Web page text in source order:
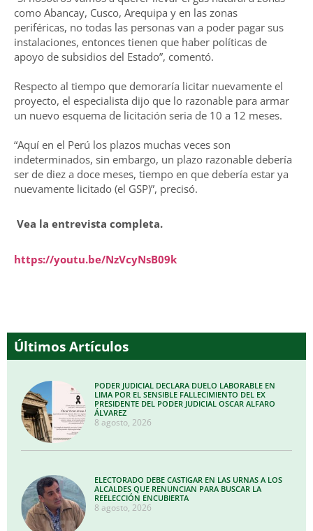
como Abancay, Cusco, Arequipa y en las zonas
periféricas, no todas las personas van a poder pagar sus
instalaciones, entonces tienen que haber políticas de
apoyo de subsidios del Estado”, comentó.
Respecto al tiempo que demoraría licitar nuevamente el
proyecto, el especialista dijo que lo razonable para armar
un nuevo esquema de licitación seria de 10 a 12 meses.
“Aquí en el Perú los plazos muchas veces son
indeterminados, sin embargo, un plazo razonable debería
ser de diez a doce meses, tiempo en que debería estar ya
nuevamente licitado (el GSP)”, precisó.
Vea la entrevista completa.
https://youtu.be/NzVcyNsB09k
Últimos Artículos
PODER JUDICIAL DECLARA DUELO LABORABLE EN
LIMA POR EL SENSIBLE FALLECIMIENTO DEL EX
PRESIDENTE DEL PODER JUDICIAL OSCAR ALFARO
ÁLVAREZ
8 agosto, 2026
ELECTORADO DEBE CASTIGAR EN LAS URNAS A LOS
ALCALDES QUE RENUNCIAN PARA BUSCAR LA
REELECCIÓN ENCUBIERTA
8 agosto, 2026